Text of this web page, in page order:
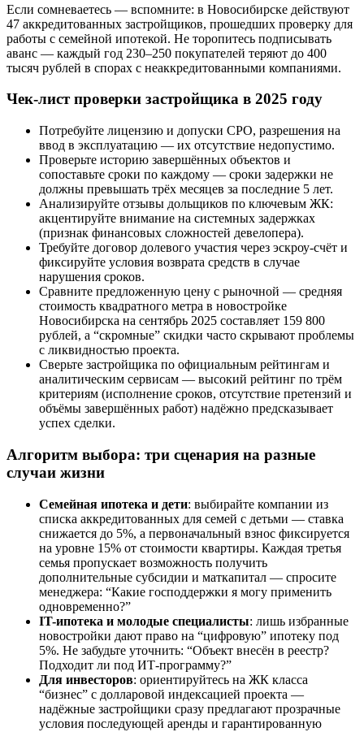
Если сомневаетесь — вспомните: в Новосибирске действуют
47 аккредитованных застройщиков, прошедших проверку для
работы с семейной ипотекой. Не торопитесь подписывать
аванс — каждый год 230–250 покупателей теряют до 400
тысяч рублей в спорах с неаккредитованными компаниями.
Чек-лист проверки застройщика в 2025 году
Потребуйте лицензию и допуски СРО, разрешения на
ввод в эксплуатацию — их отсутствие недопустимо.
Проверьте историю завершённых объектов и
сопоставьте сроки по каждому — сроки задержки не
должны превышать трёх месяцев за последние 5 лет.
Анализируйте отзывы дольщиков по ключевым ЖК:
акцентируйте внимание на системных задержках
(признак финансовых сложностей девелопера).
Требуйте договор долевого участия через эскроу-счёт и
фиксируйте условия возврата средств в случае
нарушения сроков.
Сравните предложенную цену с рыночной — средняя
стоимость квадратного метра в новостройке
Новосибирска на сентябрь 2025 составляет 159 800
рублей, а “скромные” скидки часто скрывают проблемы
с ликвидностью проекта.
Сверьте застройщика по официальным рейтингам и
аналитическим сервисам — высокий рейтинг по трём
критериям (исполнение сроков, отсутствие претензий и
объёмы завершённых работ) надёжно предсказывает
успех сделки.
Алгоритм выбора: три сценария на разные
случаи жизни
Семейная ипотека и дети: выбирайте компании из
списка аккредитованных для семей с детьми — ставка
снижается до 5%, а первоначальный взнос фиксируется
на уровне 15% от стоимости квартиры. Каждая третья
семья пропускает возможность получить
дополнительные субсидии и маткапитал — спросите
менеджера: “Какие господдержки я могу применить
одновременно?”
IT-ипотека и молодые специалисты: лишь избранные
новостройки дают право на “цифровую” ипотеку под
5%. Не забудьте уточнить: “Объект внесён в реестр?
Подходит ли под ИТ-программу?”
Для инвесторов: ориентируйтесь на ЖК класса
“бизнес” с долларовой индексацией проекта —
надёжные застройщики сразу предлагают прозрачные
условия последующей аренды и гарантированную